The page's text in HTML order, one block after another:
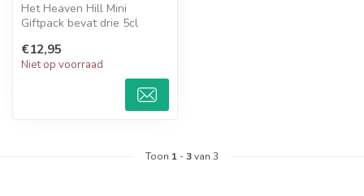
Het Heaven Hill Mini
Giftpack bevat drie 5cl
bourbons: Ev...
€12,95
Niet op voorraad
Toon 1 -3van 3